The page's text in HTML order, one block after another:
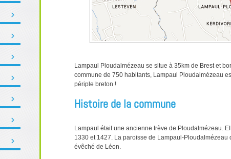
Lampaul Ploudalmézeau se situe à 35km de Brest et
commune de 750 habitants, Lampaul Ploudalmézeau
périple breton !
Histoire de la commune
Lampaul était une ancienne trève de Ploudalmézeau.
1330 et 1427. La paroisse de Lampaul-Ploudalmézeau
évêché de Léon.